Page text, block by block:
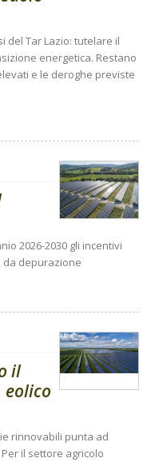
del Tar Lazio: tutelare il
energetica. Restano
e le deroghe previste
2026-2030 gli incentivi
da depurazione
il
rinnovabili punta ad
il settore agricolo